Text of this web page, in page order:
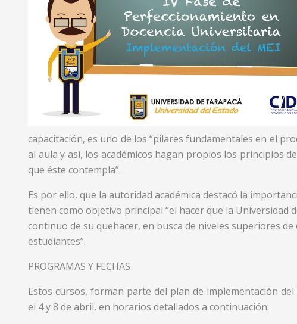
capacitación, es uno de los “pilares fundamentales en el
al aula y así, los académicos hagan propios los principios
que éste contempla”.
Es por ello, que la autoridad académica destacó la
tienen como objetivo principal “el hacer que la
continuo de su quehacer, en busca de niveles superiores
estudiantes”.
PROGRAMAS Y FECHAS
Estos cursos, forman parte del plan de implementación
el 4 y 8 de abril, en horarios detallados a continuación: